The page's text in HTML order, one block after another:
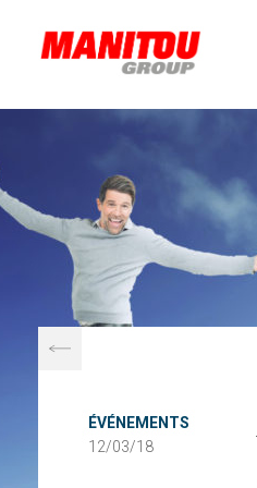
ÉVÉNEMENTS
12/03/18